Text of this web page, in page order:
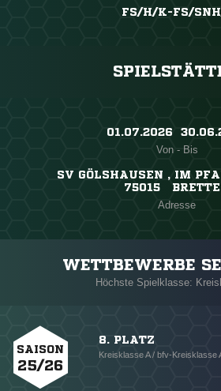
FS/H/K-FS/
01.07.2026
Von - Bis
SV GÖLSHAUSEN , IM
75015
Adresse
WETTBEWERBE
Höchste Spielklasse:
SAISON
25/26
8. PLATZ
Kreisklasse A / bfv-Kreisklasse